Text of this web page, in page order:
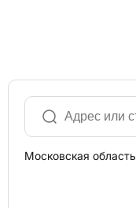
Московская область